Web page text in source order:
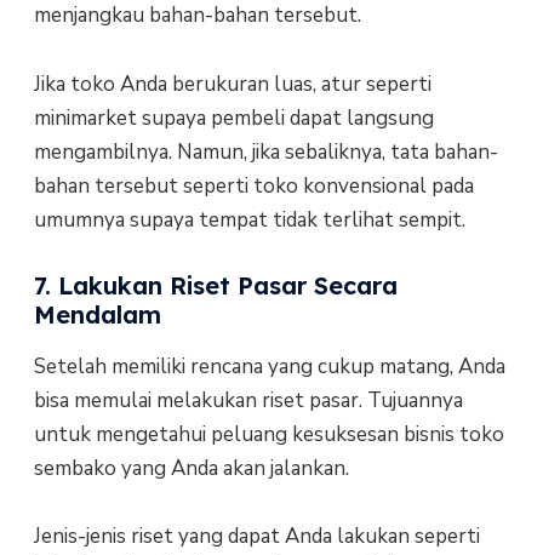
menjangkau bahan-bahan tersebut.
Jika toko Anda berukuran luas, atur seperti
minimarket supaya pembeli dapat langsung
mengambilnya. Namun, jika sebaliknya, tata bahan-
bahan tersebut seperti toko konvensional pada
umumnya supaya tempat tidak terlihat sempit.
7. Lakukan Riset Pasar Secara
Mendalam
Setelah memiliki rencana yang cukup matang, Anda
bisa memulai melakukan riset pasar. Tujuannya
untuk mengetahui peluang kesuksesan bisnis toko
sembako yang Anda akan jalankan.
Jenis-jenis riset yang dapat Anda lakukan seperti